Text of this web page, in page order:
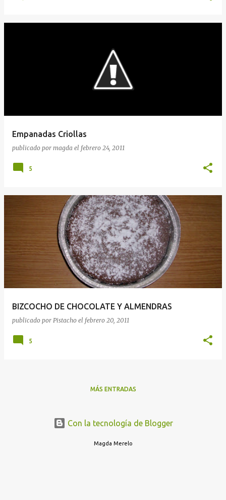
Empanadas Criollas
publicado por magda el febrero 24, 2011
5
BIZCOCHO DE CHOCOLATE Y ALMENDRAS
publicado por Pistacho el febrero 20, 2011
5
MÁS ENTRADAS
Con la tecnología de Blogger
Magda Merelo